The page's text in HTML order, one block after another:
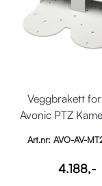
Veggbrakett
Avonic PTZ
Art.nr: AVO-AV-
4.188,-